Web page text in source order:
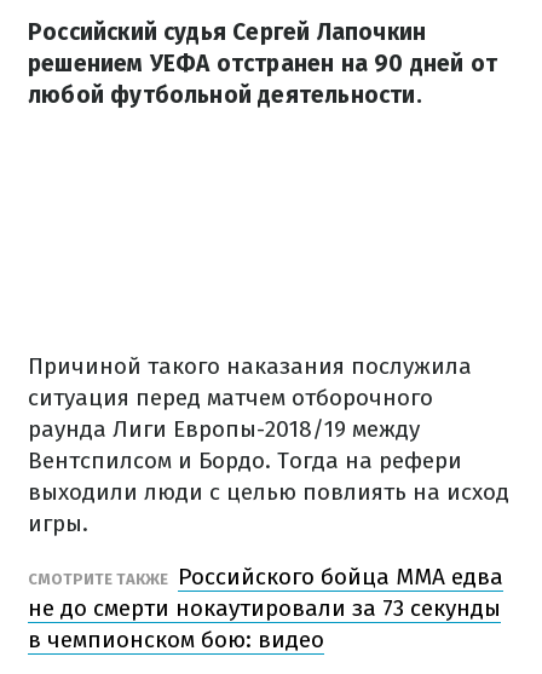
Российский судья Сергей Лапочкин
решением УЕФА отстранен на 90 дней от
любой футбольной деятельности.
Причиной такого наказания послужила
ситуация перед матчем отборочного
раунда Лиги Европы-2018/19 между
Вентспилсом и Бордо. Тогда на рефери
выходили люди с целью повлиять на исход
игры.
СМОТРИТЕ ТАКЖЕ
Российского бойца MMA едва
не до смерти нокаутировали за 73 секунды
в чемпионском бою: видео